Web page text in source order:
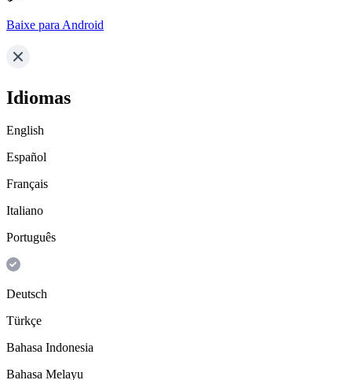
Baixe para Android
Idiomas
English
Español
Français
Italiano
Português
Deutsch
Türkçe
Bahasa Indonesia
Bahasa Melayu